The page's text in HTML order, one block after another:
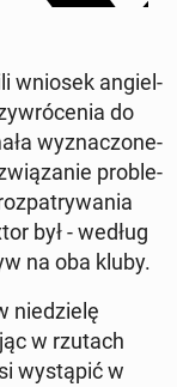
wniosek an­giel­
do
wy­zna­czo­ne­
pro­ble­
był - według
na oba kluby.
nie­dzie­lę
w rzutach
wy­stą­pić w